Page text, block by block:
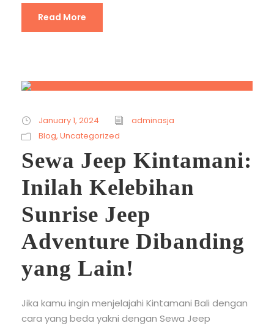
Read More
January 1, 2024
adminasja
Blog, Uncategorized
Sewa Jeep Kintamani:
Inilah Kelebihan
Sunrise Jeep
Adventure Dibanding
yang Lain!
Jika kamu ingin menjelajahi Kintamani Bali dengan
cara yang beda yakni dengan Sewa Jeep